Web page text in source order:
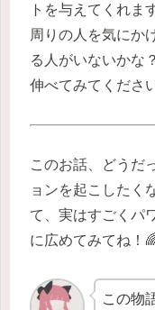
トを与えてくれま
周りの人を気にか
る人がいないかな
伸べてみてくださ
このお話、どうだ
ョンを起こしたく
て、実はすごくパ
に広めてみてね！
この物